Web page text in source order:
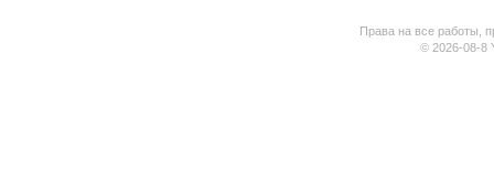
Права на все работы,
© 2026-08-8